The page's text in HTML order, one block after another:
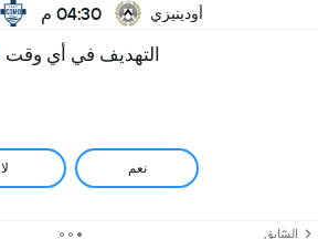
أودينيزي 04:30 م
التهديف في أي وقت
نعم لا
السّابق